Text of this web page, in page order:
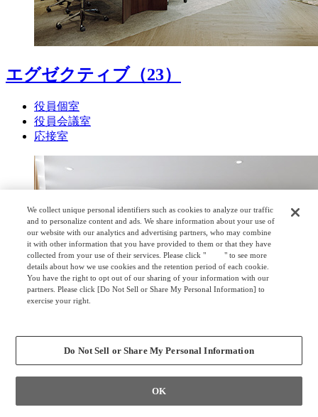
エグゼクティブ （23）
役員個室
役員会議室
応接室
エントランス・受付（9）
We collect unique personal identifiers such as cookies to analyze our traffic
and to personalize content and ads. We share information about your use of
our website with our analytics and advertising partners, who may combine
it with other information that you have provided to them or that they have
collected from your use of their services. Please click "
here" to see more
details about how we use cookies and the retention period of each cookie.
You have the right to opt out of our sharing of your information with our
partners. Please click [Do Not Sell or Share My Personal Information] to
exercise your right.
Do Not Sell or Share My Personal Information
OK